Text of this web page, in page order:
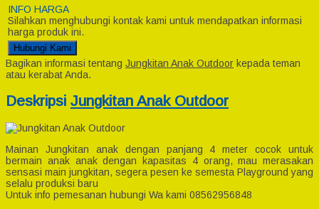
INFO HARGA
Silahkan menghubungi kontak kami untuk mendapatkan informasi
harga produk ini.
Hubungi Kami
Bagikan informasi tentang Jungkitan Anak Outdoor kepada teman
atau kerabat Anda.
Deskripsi Jungkitan Anak Outdoor
Mainan Jungkitan anak dengan panjang 4 meter cocok untuk
bermain anak anak dengan kapasitas 4 orang, mau merasakan
sensasi main jungkitan, segera pesen ke semesta Playground yang
selalu produksi baru
Untuk info pemesanan hubungi Wa kami 08562956848